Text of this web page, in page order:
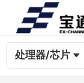
处理器/芯片